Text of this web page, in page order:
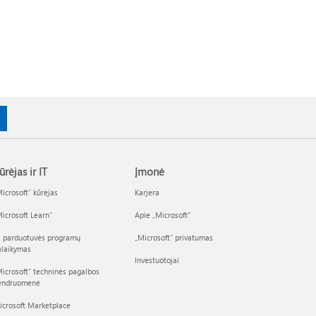
ir IT
kūrėjas
Learn“
parduotuvės programų
techninės pagalbos
Marketplace
Įmonė
Karjera
Apie „Microsoft“
„Microsoft“ privatumas
Investuotojai